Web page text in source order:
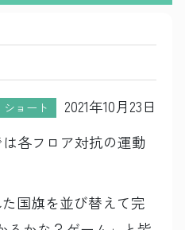
ショート
2021年10月23日
は各フロア対抗の運動
国旗を並び替えて完